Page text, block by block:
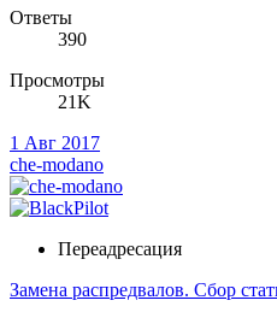
Ответы
390
Просмотры
21K
1 Авг 2017
che-modano
Переадресация
Замена распредвалов. Сбор